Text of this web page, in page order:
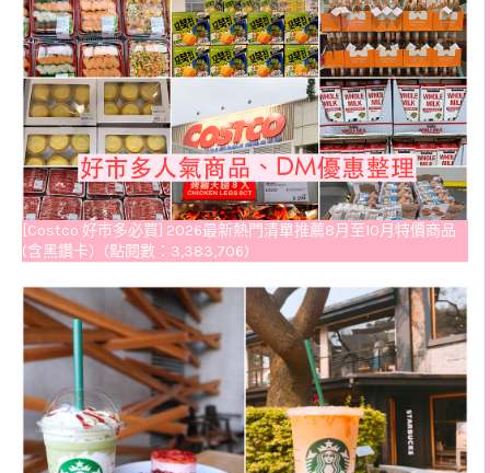
[Costco 好市多必買] 2026最新熱門清單推薦8月至10月特價商品
(含黑鑽卡）(點閱數：3,383,706)